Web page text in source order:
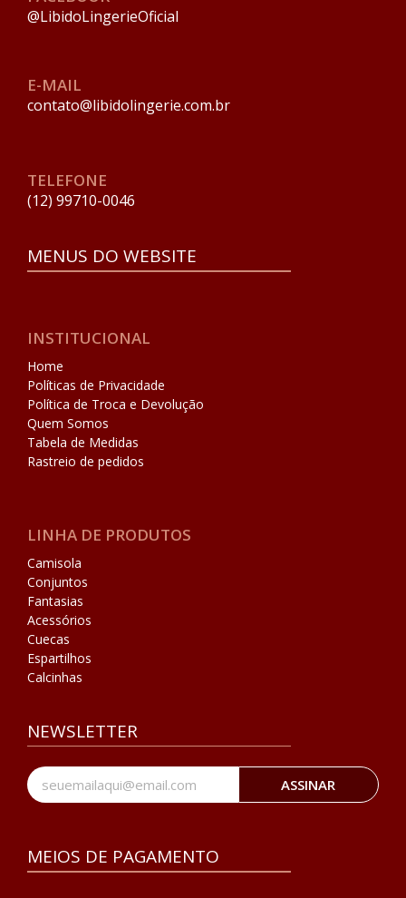
@LibidoLingerieOficial
E-MAIL
contato@libidolingerie.com.br
TELEFONE
(12) 99710-0046
MENUS DO WEBSITE
INSTITUCIONAL
Home
Políticas de Privacidade
Política de Troca e Devolução
Quem Somos
Tabela de Medidas
Rastreio de pedidos
LINHA DE PRODUTOS
Camisola
Conjuntos
Fantasias
Acessórios
Cuecas
Espartilhos
Calcinhas
NEWSLETTER
ASSINAR
MEIOS DE PAGAMENTO